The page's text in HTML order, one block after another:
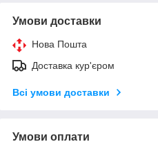
Умови доставки
Нова Пошта
Доставка кур'єром
Всі умови доставки
Умови оплати